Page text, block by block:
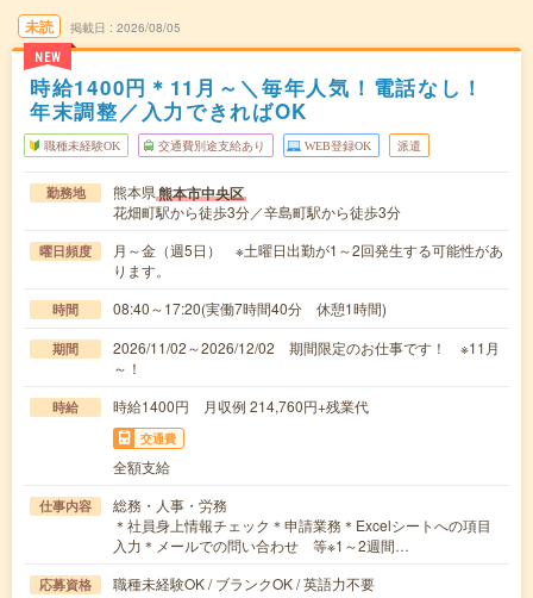
未読
NEW
掲載日 2026/08/05
時給1400円＊11月～＼毎年人気！電話なし！
年末調整／入力できればOK
職種未経験OK 交通費別途支給あり WEB登録OK 派遣
勤務地 熊本県熊本市中央区
花畑町駅から徒歩3分／辛島町駅から徒歩3分
曜日頻度
月～金（週5日） ※土曜日出勤が1～2回発生する可能性があ
ります。
時間 08:40～17:20(実働7時間40分 休憩1時間)
期間
2026/11/02～2026/12/02 期間限定のお仕事です！ ※11月
～！
時給 時給1400円 月収例 214,760円+残業代
交通費
全額支給
仕事内容
総務・人事・労務
＊社員身上情報チェック＊申請業務＊Excelシートへの項目
入力＊メールでの問い合わせ 等※1～2週間…
応募資格
職種未経験OK / ブランクOK / 英語力不要